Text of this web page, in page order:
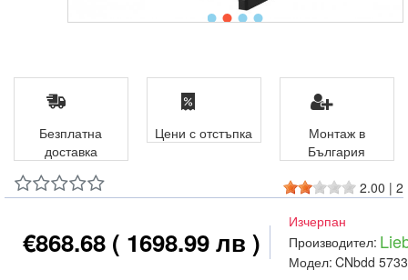
2.00 | 2
€868.68 ( 1698.99 лв )
Изчерпан
Производител:
Модел: CNbdd 5733
Безплатна
доставка
Цени с отстъпка
Монтаж в
България